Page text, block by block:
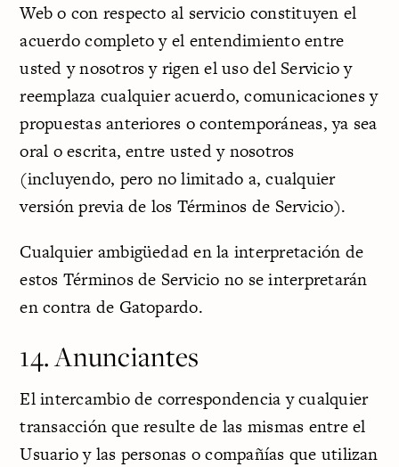
Web o con respecto al servicio constituyen el
acuerdo completo y el entendimiento entre
usted y nosotros y rigen el uso del Servicio y
reemplaza cualquier acuerdo, comunicaciones y
propuestas anteriores o contemporáneas, ya sea
oral o escrita, entre usted y nosotros
(incluyendo, pero no limitado a, cualquier
versión previa de los Términos de Servicio).
Cualquier ambigüedad en la interpretación de
estos Términos de Servicio no se interpretarán
en contra de Gatopardo.
14. Anunciantes
El intercambio de correspondencia y cualquier
transacción que resulte de las mismas entre el
Usuario y las personas o compañías que utilizan